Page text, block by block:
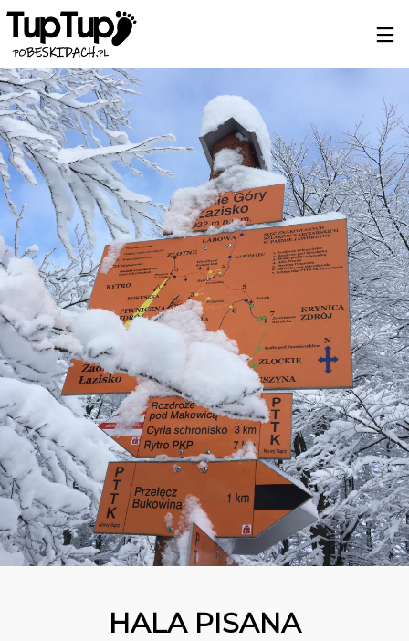
19
MARZEC
2024
BIESZCZADY 2024
7
MARZEC
2024
NOWY SĄCZ – KRYNICA
4
LISTOPAD
2023
JESIEŃ? BIESZCZADY!
31
PAŹDZIERNIK
2023
Z KRYNICY DO RYTRA
26
BESKIDZKI ALBERT K.
HALA PISANA